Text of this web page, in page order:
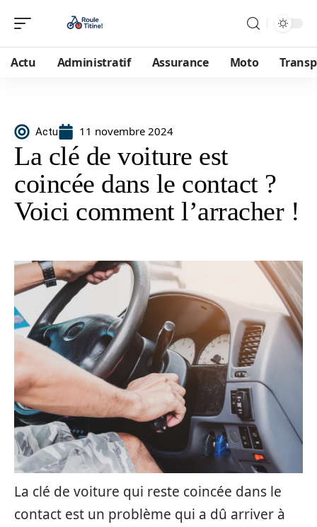
Actu Administratif Assurance Moto
Actu 11 novembre 2024
La clé de voiture est
coincée dans le contact ?
Voici comment l’arracher !
La clé de voiture qui reste coincée dans le
contact est un problème qui a dû arriver à